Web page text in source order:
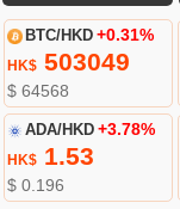
BTC/HKD +0.31%
HK$503049
$ 64568
ADA/HKD +3.78%
HK$1.53
$ 0.196